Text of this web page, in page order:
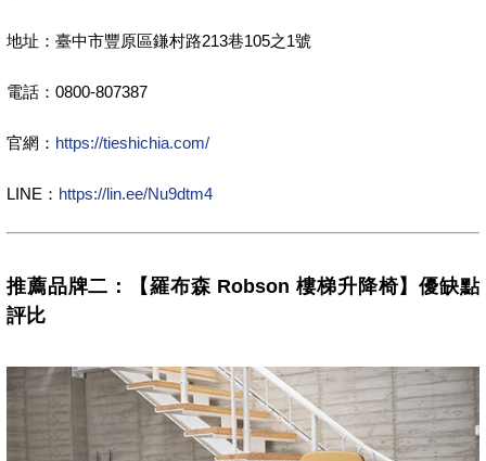
地址：臺中市豐原區鎌村路213巷105之1號
電話：0800-807387
官網： https://tieshichia.com/
LINE： https://lin.ee/Nu9dtm4
推薦品牌二：【羅布森 Robson 樓梯升降椅】優缺點
評比